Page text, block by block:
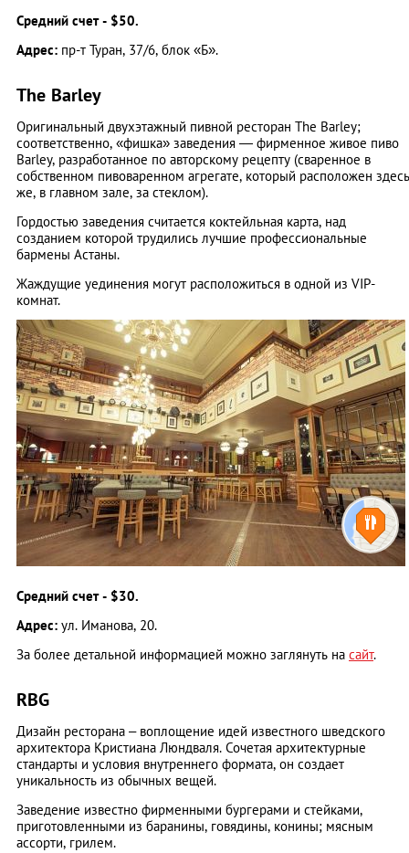
Средний счет - $50.
Адрес: пр-т Туран, 37/6, блок «Б».
The Barley
Оригинальный двухэтажный пивной ресторан The Barley;
соответственно, «фишка» заведения — фирменное живое пиво
Barley, разработанное по авторскому рецепту (сваренное в
собственном пивоваренном агрегате, который расположен здесь
же, в главном зале, за стеклом).
Гордостью заведения считается коктейльная карта, над
созданием которой трудились лучшие профессиональные
бармены Астаны.
Жаждущие уединения могут расположиться в одной из VIP-
комнат.
Средний счет - $30.
Адрес: ул. Иманова, 20.
За более детальной информацией можно заглянуть на сайт.
RBG
Дизайн ресторана – воплощение идей известного шведского
архитектора Кристиана Люндваля. Сочетая архитектурные
стандарты и условия внутреннего формата, он создает
уникальность из обычных вещей.
Заведение известно фирменными бургерами и стейками,
приготовленными из баранины, говядины, конины; мясным
ассорти, грилем.